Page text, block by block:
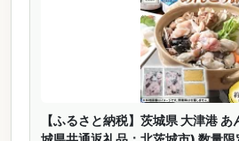
【ふるさと納税】茨城県 大津港